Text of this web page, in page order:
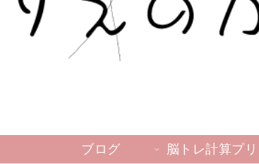
ブログ 脳トレ計算プリ